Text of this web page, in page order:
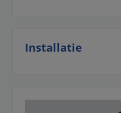
Installatie